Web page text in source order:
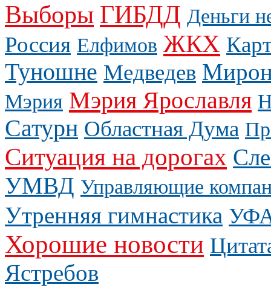
Выборы ГИБДД Деньги
Россия Елфимов ЖКХ
Туношне Медведев
Мэрия Мэрия Ярославля
Сатурн Областная Дума
Ситуация на дорогах
УМВД Управляющие
Утренняя гимнастика
Хорошие новости
Ястребов